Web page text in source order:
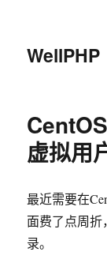
WellPHP
虚拟用
最近需要在
面费了点周
录。